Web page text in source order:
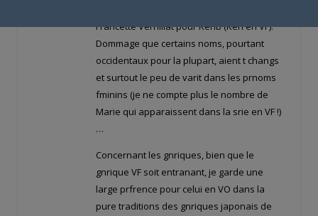
Francette Vernillat pour Kenb (Ken en VF).
Dommage que certains noms, pourtant
occidentaux pour la plupart, aient t changs
et surtout le peu de varit dans les prnoms
fminins (je ne compte plus le nombre de
Marie qui apparaissent dans la srie en VF !)
…
Concernant les gnriques, bien que le
gnrique VF soit entranant, je garde une
large prfrence pour celui en VO dans la
pure traditions des gnriques japonais de